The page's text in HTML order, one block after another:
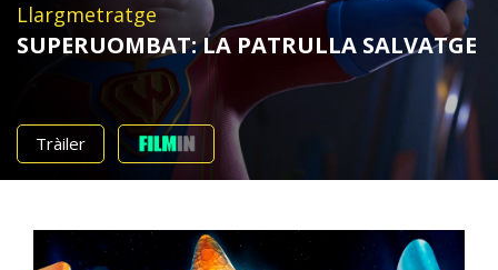
Llargmetratge
SUPERUOMBAT: LA PATRULLA SALVATGE
Tràiler